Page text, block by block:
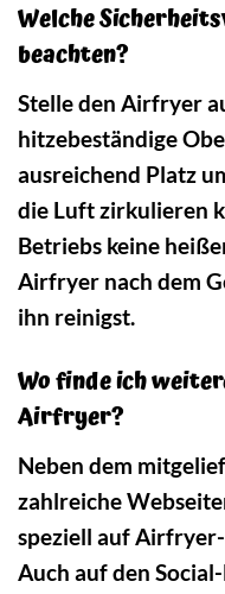
Welche
beachten?
Stelle den Airfryer
hitzebeständige
ausreichend Platz
die Luft zirkulieren
Betriebs keine
Airfryer nach dem
ihn reinigst.
Wo finde ich
Airfryer?
Neben dem
zahlreiche
speziell auf
Auch auf den